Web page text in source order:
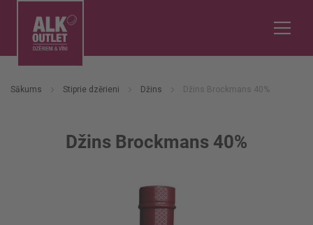
Sākums Stiprie dzērieni Džins Džins Brockmans 40%
Džins Brockmans 40%